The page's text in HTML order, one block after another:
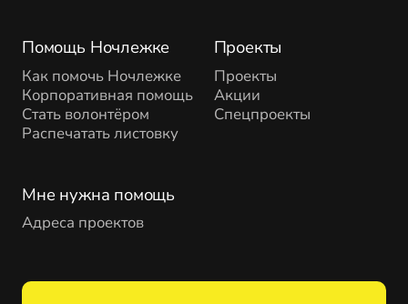
Помощь Ночлежке
Как помочь Ночлежке
Корпоративная помощь
Стать волонтёром
Распечатать листовку
Проекты
Проекты
Акции
Спецпроекты
Мне нужна помощь
Адреса проектов